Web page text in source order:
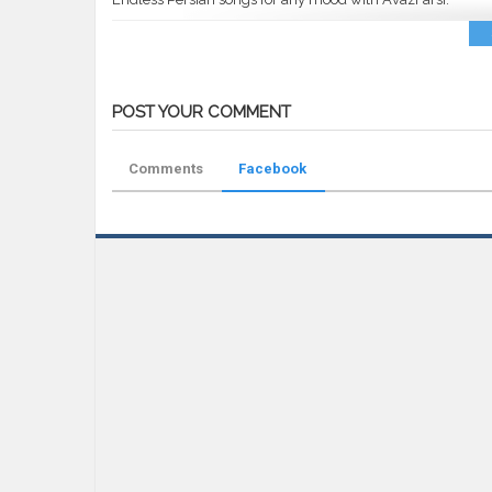
POST YOUR COMMENT
Comments Facebook